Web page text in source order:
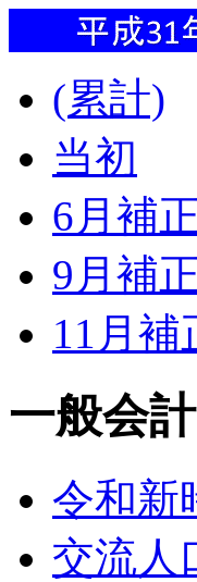
(累計)
当初
6月補正
9月補正
11月補
一般会計
令和新
交流人